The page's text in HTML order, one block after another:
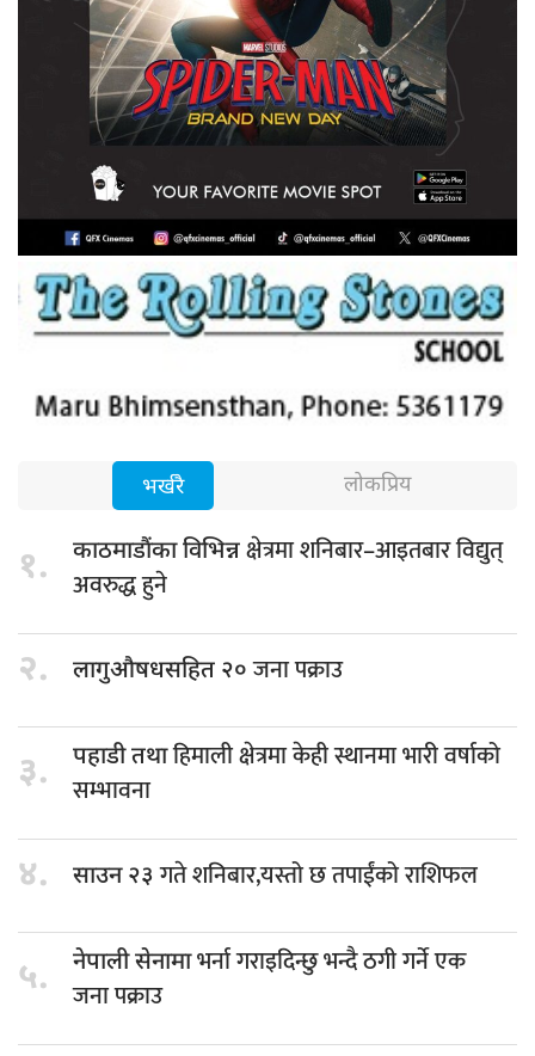
भर्खरै लोकप्रिय
१. काठमाडौंका विभिन्नक्षेत्रमा शनिबार–आइतबार विद्युत्
अवरुद्ध हुने
२. लागुऔषधसहित २०जना पक्राउ
३. पहाडी तथाहिमाली क्षेत्रमा केही स्थानमा भारी वर्षाको
सम्भावना
४. साउन २३गते शनिबार,यस्तो छ तपाईंको राशिफल
५. नेपाली सेनामाभर्ना गराइदिन्छु भन्दै ठगी गर्ने एक
जना पक्राउ